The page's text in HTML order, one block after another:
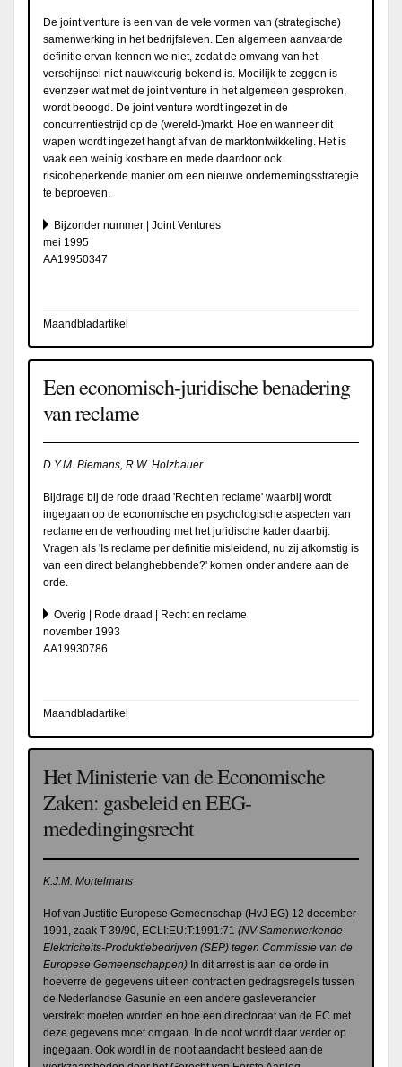
De joint venture is een van de vele vormen van (strategische)
samenwerking in het bedrijfsleven. Een algemeen aanvaarde
definitie ervan kennen we niet, zodat de omvang van het
verschijnsel niet nauwkeurig bekend is. Moeilijk te zeggen is
evenzeer wat met de joint venture in het algemeen gesproken,
wordt beoogd. De joint venture wordt ingezet in de
concurrentiestrijd op de (wereld-)markt. Hoe en wanneer dit
wapen wordt ingezet hangt af van de marktontwikkeling. Het is
vaak een weinig kostbare en mede daardoor ook
risicobeperkende manier om een nieuwe ondernemingsstrategie
te beproeven.
Bijzonder nummer | Joint Ventures
mei 1995
AA19950347
Maandbladartikel
Een economisch-juridische benadering
van reclame
D.Y.M. Biemans, R.W. Holzhauer
Bijdrage bij de rode draad 'Recht en reclame' waarbij wordt
ingegaan op de economische en psychologische aspecten van
reclame en de verhouding met het juridische kader daarbij.
Vragen als 'Is reclame per definitie misleidend, nu zij afkomstig is
van een direct belanghebbende?' komen onder andere aan de
orde.
Overig | Rode draad | Recht en reclame
november 1993
AA19930786
Maandbladartikel
Het Ministerie van de Economische
Zaken: gasbeleid en EEG-
mededingingsrecht
K.J.M. Mortelmans
Hof van Justitie Europese Gemeenschap (HvJ EG) 12 december
1991, zaak T 39/90, ECLI:EU:T:1991:71 (NV Samenwerkende
Elektriciteits-Produktiebedrijven (SEP) tegen Commissie van de
Europese Gemeenschappen) In dit arrest is aan de orde in
hoeverre de gegevens uit een contract en gedragsregels tussen
de Nederlandse Gasunie en een andere gasleverancier
verstrekt moeten worden en hoe een directoraat van de EC met
deze gegevens moet omgaan. In de noot wordt daar verder op
ingegaan. Ook wordt in de noot aandacht besteed aan de